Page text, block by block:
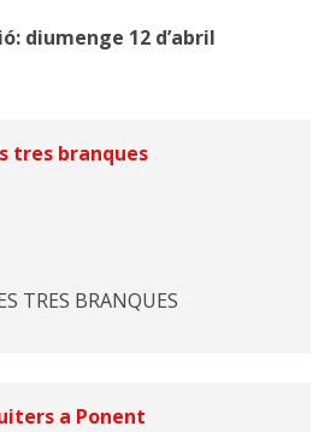
diumenge 12 d’abril
tres branques
TRES BRANQUES
a Ponent